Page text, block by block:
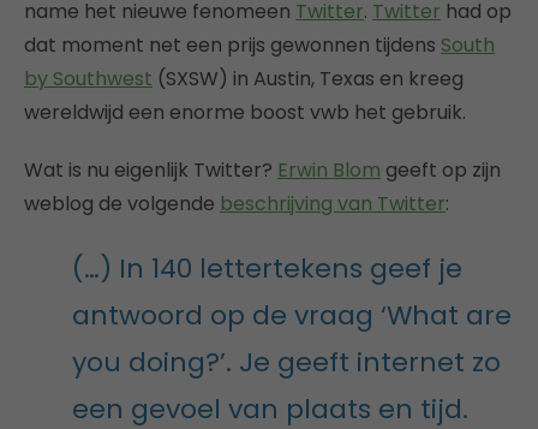
name het nieuwe fenomeen Twitter. Twitter had op
dat moment net een prijs gewonnen tijdens South
by Southwest (SXSW) in Austin, Texas en kreeg
wereldwijd een enorme boost vwb het gebruik.
Wat is nu eigenlijk Twitter? Erwin Blom geeft op zijn
weblog de volgende beschrijving van Twitter:
(…) In 140 lettertekens geef je
antwoord op de vraag ‘What are
you doing?’. Je geeft internet zo
een gevoel van plaats en tijd.